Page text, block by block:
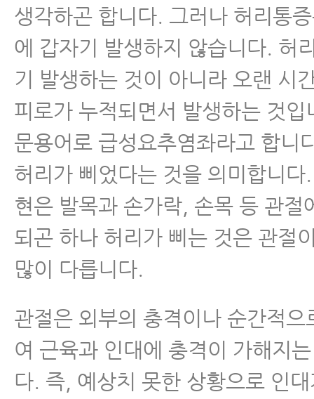
- 허리통증운동 2편 – 세상에서 가
운동
- 허리통증운동 3편 - 엉덩이 근육
고관절을 풀어주는 스트레칭
- 허리통증 환자가 매일 꼭 해야
동, 장요근 풀라공 운동
- 왼쪽허리통증, 오른쪽허리통증
의 근육 찾는 법과 운동법
좌골신경통
척추관협착증
척추분리증
생각하곤 합니다. 그러나 허리통
에 갑자기 발생하지 않습니다. 허
기 발생하는 것이 아니라 오랜 시
피로가 누적되면서 발생하는 것입
문용어로 급성요추염좌라고 합니
허리가 삐었다는 것을 의미합니다
현은 발목과 손가락, 손목 등 관절
되곤 하나 허리가 삐는 것은 관절
많이 다릅니다.
관절은 외부의 충격이나 순간적으
여 근육과 인대에 충격이 가해지
다. 즉, 예상치 못한 상황으로 인